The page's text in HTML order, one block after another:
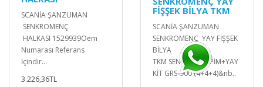
SCANİA ŞANZUMAN
SENKROMENÇ
HALKASI 1529939Oem
Numarası Referans
İçindir...
3.226,36TL
FİŞŞEK BİLYA TKM
SCANİA ŞANZUMAN
SENKROMENÇ YAY FİŞŞEK
BİLYA
TKM SENK.BİLYA+PİM+YAY
KİT GRS-900 (4+4+4)&nb..